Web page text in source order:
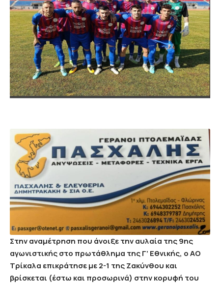
Στην αναμέτρηση που άνοιξε την αυλαία της 9ης
αγωνιστικής στο πρωτάθλημα της Γ’ Εθνικής, ο ΑΟ
Τρίκαλα επικράτησε με 2-1 της Ζακύνθου και
βρίσκεται (έστω και προσωρινά) στην κορυφή του